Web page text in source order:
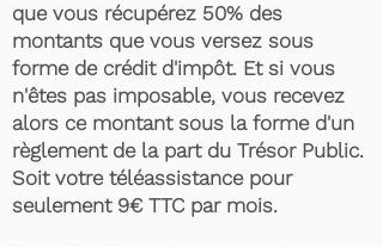
que vous récupérez 50% des
montants que vous versez sous
forme de crédit d'impôt. Et si vous
n'êtes pas imposable, vous recevez
alors ce montant sous la forme d'un
règlement de la part du Trésor Public.
Soit votre téléassistance pour
seulement 9€ TTC par mois.